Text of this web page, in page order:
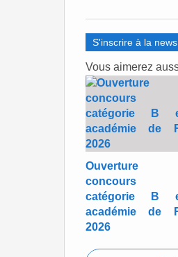
S'inscrire à la
Vous aimerez
Ouverture
concours
catégorie B
académie de
2026